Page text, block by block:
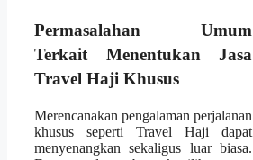
Permasalahan Umum
Terkait Menentukan Jasa
Travel Haji Khusus
Merencanakan pengalaman perjalanan
khusus seperti Travel Haji dapat
menyenangkan sekaligus luar biasa.